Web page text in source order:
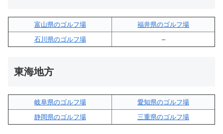
富山県のゴルフ場
福井県のゴルフ場
石川県のゴルフ場
–
東海地方
岐阜県のゴルフ場
愛知県のゴルフ場
静岡県のゴルフ場
三重県のゴルフ場